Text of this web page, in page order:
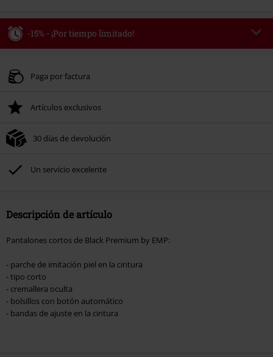
-15% - ¡Por tiempo limitado!
Válido hasta 8/9/26
Tras introducir el código, el descuento se deducirá automáticamente al final
No acumulable con otras promociones Códigos promocionales.. Quedan
Rammstein, (Till) Lindemann, Böhse Onkelz, Broilers, Die Ärzte, Die Toten
Hosen, Metality, Funko Pop!, vales regalo y artículos que incluyan una
Paga por factura
Artículos exclusivos
30 días de devolución
Un servicio excelente
Descripción de artículo
Pantalones cortos de Black Premium by EMP:
- parche de imitación piel en la cintura
- tipo corto
- cremallera oculta
- bolsillos con botón automático
- bandas de ajuste en la cintura